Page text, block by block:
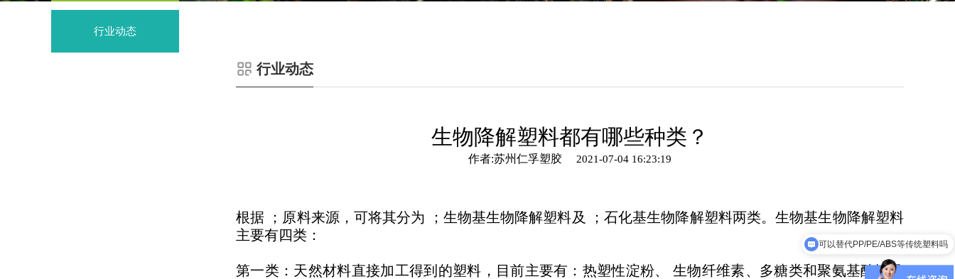
行业动态
行业动态
生物降解塑料都有哪些种类？
作者:苏州仁孚塑胶 2021-07-04 16:23:19
根据 ；原料来源，可将其分为 ；生物基生物降解塑料及 ；石化基生物降解塑料两类。生物基生物降解塑料
主要有四类：
第一类：天然材料直接加工得到的塑料，目前主要有：热塑性淀粉、 生物纤维素、多糖类和聚氨基酸以及
可以替代PP/PE/ABS等传统塑料吗